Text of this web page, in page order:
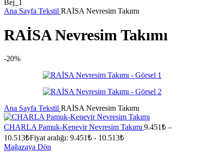
Ana Sayfa Tekstil RAİSA Nevresim Takımı
RAİSA Nevresim Takımı
-20%
Ana Sayfa Tekstil RAİSA Nevresim Takımı
CHARLA Pamuk-Kenevir Nevresim Takımı 9.451₺ –
10.513₺Fiyat aralığı: 9.451₺ - 10.513₺
Mağazaya Dön